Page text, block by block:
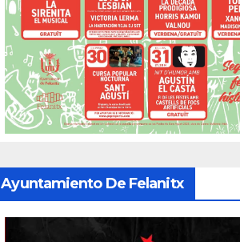
Ayuntamiento De Felanitx